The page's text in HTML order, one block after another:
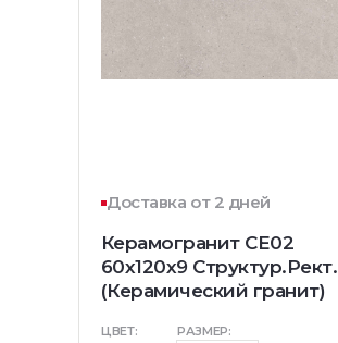
Доставка от 2 дней
Керамогранит CE02
60x120x9 Структур.Рект.
(Керамический гранит)
ЦВЕТ: РАЗМЕР: